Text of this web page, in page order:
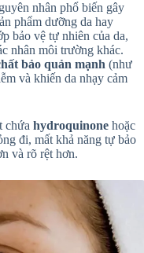
nhân phổ biến gây
phẩm dưỡng da hay
bảo vệ tự nhiên của da,
nhân môi trường khác.
bảo quản mạnh (như
và khiến da nhạy cảm
chứa hydroquinone hoặc
đi, mất khả năng tự bảo
và rõ rệt hơn.